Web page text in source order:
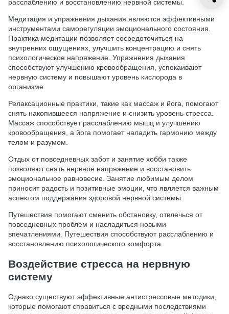
расслаблению и восстановлению нервной системы.
Медитация и упражнения дыхания являются эффективными
инструментами саморегуляции эмоционального состояния.
Практика медитации позволяет сосредоточиться на
внутренних ощущениях, улучшить концентрацию и снять
психологическое напряжение. Упражнения дыхания
способствуют улучшению кровообращения, успокаивают
нервную систему и повышают уровень кислорода в
организме.
Релаксационные практики, такие как массаж и йога, помогают
снять накопившееся напряжение и снизить уровень стресса.
Массаж способствует расслаблению мышц и улучшению
кровообращения, а йога помогает наладить гармонию между
телом и разумом.
Отдых от повседневных забот и занятие хобби также
позволяют снять нервное напряжение и восстановить
эмоциональное равновесие. Занятие любимым делом
приносит радость и позитивные эмоции, что является важным
аспектом поддержания здоровой нервной системы.
Путешествия помогают сменить обстановку, отвлечься от
повседневных проблем и насладиться новыми
впечатлениями. Путешествия способствуют расслаблению и
восстановлению психологического комфорта.
Воздействие стресса на нервную
систему
Однако существуют эффективные антистрессовые методики,
которые помогают справиться с вредными последствиями